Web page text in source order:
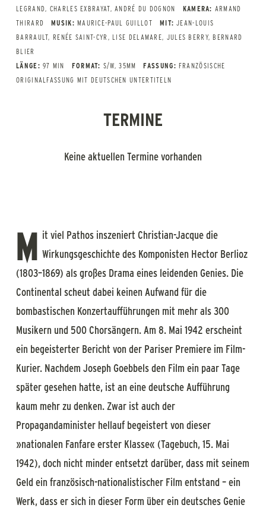
LEGRAND, CHARLES EXBRAYAT, ANDRÉ DU DOGNON
KAMERA: ARMAND
THIRARD
MUSIK: MAURICE-PAUL GUILLOT MIT: JEAN-LOUIS
BARRAULT, RENÉE SAINT-CYR, LISE DELAMARE, JULES BERRY, BERNARD
BLIER
LÄNGE: 97 MIN FORMAT: S/W, 35MM FASSUNG: FRANZÖSISCHE
ORIGINALFASSUNG MIT DEUTSCHEN UNTERTITELN
TERMINE
Keine aktuellen Termine vorhanden
M it viel Pathos inszeniert Christian-Jacque die
Wirkungsgeschichte des Komponisten Hector Berlioz
(1803–1869) als großes Drama eines leidenden Genies. Die
Continental scheut dabei keinen Aufwand für die
bombastischen Konzertaufführungen mit mehr als 300
Musikern und 500 Chorsängern. Am 8. Mai 1942 erscheint
ein begeisterter Bericht von der Pariser Premiere im Film-
Kurier. Nachdem Joseph Goebbels den Film ein paar Tage
später gesehen hatte, ist an eine deutsche Aufführung
kaum mehr zu denken. Zwar ist auch der
Propagandaminister hellauf begeistert von dieser
»nationalen Fanfare erster Klasse« (Tagebuch, 15. Mai
1942), doch nicht minder entsetzt darüber, dass mit seinem
Geld ein französisch-nationalistischer Film entstand – ein
Werk, dass er sich in dieser Form über ein deutsches Genie